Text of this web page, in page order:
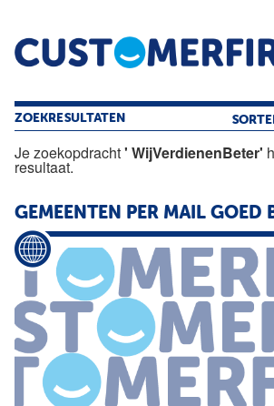
Home Opinie Archief
ZOEKRESULTATEN
Je zoekopdracht' WijVerdienenBeter'
resultaat.
GEMEENTEN PER MAIL GOED